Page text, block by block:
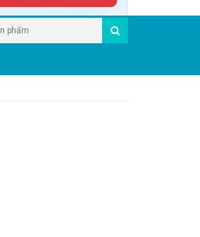
Mai - Hà Nội * 0916